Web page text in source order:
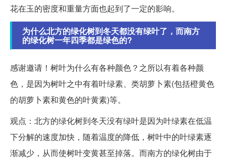
花在玉的密度和重量方面也起到了一定的影响。
为什么北方的绿化树到冬天都没有绿叶了，而南方
的绿化树一年四季都是绿色的?
感谢邀请！树叶为什么有各种颜色？之所以有着各种颜
色，是因为树叶之中有着叶绿素、类胡萝卜素(包括橙黄色
的胡萝卜素和黄色的叶黄素)等。
观点：北方的绿化树到冬天没有绿叶是因为叶绿素在低温
下分解的速度加快，随着温度的降低，树叶中的叶绿素逐
渐减少，从而使树叶变黄甚至掉落。而南方的绿化树由于